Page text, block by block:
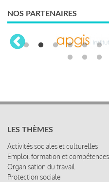
NOS PARTENAIRES
LES THÈMES
Activités sociales et culturelles
Emploi, formation et compétences
Organisation du travail
Protection sociale